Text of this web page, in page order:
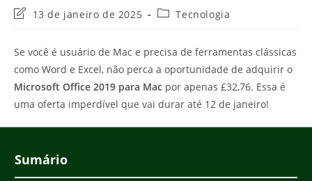
Última
post:
13 de janeiro de 2025
Categoria
Tecnologia
Se você é usuário de Mac e precisa de ferramentas clássicas
como Word e Excel, não perca a oportunidade de adquirir o
Microsoft Office 2019 para Mac por apenas £32,76. Essa é
uma oferta imperdível que vai durar até 12 de janeiro!
Sumário